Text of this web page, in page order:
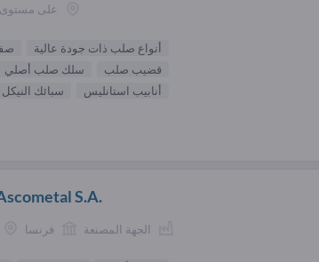
على مستوى
أنواع صلب ذات جودة عالية
قضيب صلب
سلك صلب أصلي
أنابيب استانليس
سبائك النيكل
S.A.
الجهة المصنعة فرنسا